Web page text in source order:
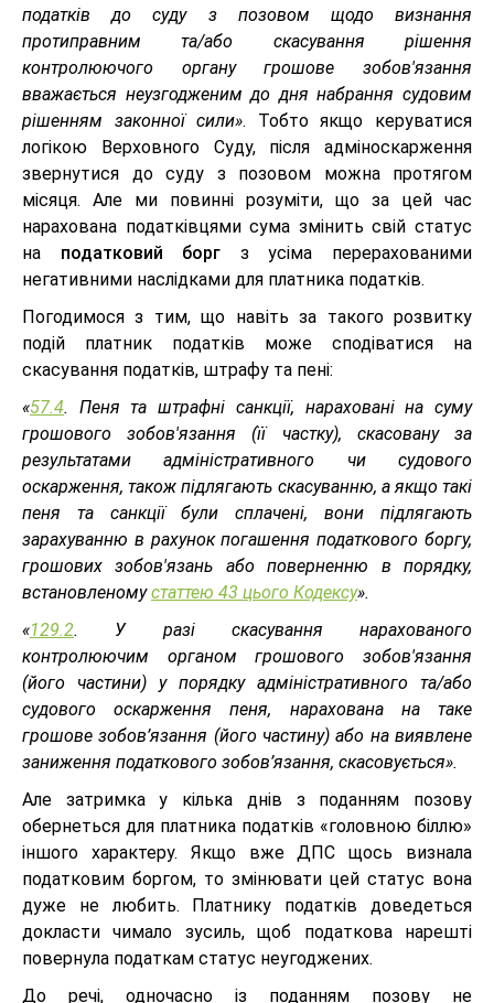
податків до суду з позовом щодо визнання
протиправним та/або скасування рішення
контролюючого органу грошове зобов'язання
вважається неузгодженим до дня набрання судовим
рішенням законної сили». Тобто якщо керуватися
логікою Верховного Суду, після адміноскарження
звернутися до суду з позовом можна протягом
місяця. Але ми повинні розуміти, що за цей час
нарахована податківцями сума змінить свій статус
на податковий борг з усіма перерахованими
негативними наслідками для платника податків.
Погодимося з тим, що навіть за такого розвитку
подій платник податків може сподіватися на
скасування податків, штрафу та пені:
«57.4. Пеня та штрафні санкції, нараховані на суму
грошового зобов'язання (її частку), скасовану за
результатами адміністративного чи судового
оскарження, також підлягають скасуванню, а якщо такі
пеня та санкції були сплачені, вони підлягають
зарахуванню в рахунок погашення податкового боргу,
грошових зобов'язань або поверненню в порядку,
встановленомустаттею 43 цього Кодексу».
«129.2. У разі скасування нарахованого
контролюючим органом грошового зобов'язання
(його частини) у порядку адміністративного та/або
судового оскарження пеня, нарахована на таке
грошове зобов’язання (його частину) або на виявлене
заниження податкового зобов’язання, скасовується».
Але затримка у кілька днів з поданням позову
обернеться для платника податків «головною біллю»
іншого характеру. Якщо вже ДПС щось визнала
податковим боргом, то змінювати цей статус вона
дуже не любить. Платнику податків доведеться
докласти чимало зусиль, щоб податкова нарешті
повернула податкам статус неугоджених.
До речі, одночасно із поданням позову не